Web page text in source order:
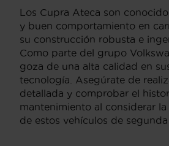
Los Cupra Ateca son
y buen comportamiento en
su construcción robusta e
Como parte del grupo
goza de una alta calidad en
tecnología. Asegúrate de
detallada y comprobar el
mantenimiento al considerar
de estos vehículos de segunda